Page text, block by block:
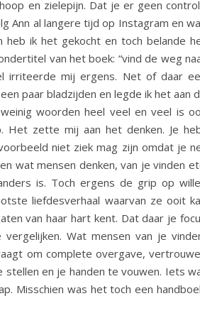
en zielepijn. Dat je er geen
Ann al langere tijd op Instagram en
heb ik het gekocht en toch belande
van het boek: “vind de weg
irriteerde mij ergens. Net of daar
paar bladzijden en legde ik het aan
woorden heel veel en veel is
Het zette mij aan het denken. Je
niet ziek mag zijn omdat je
wat mensen denken, van je vinden
is. Toch ergens de grip op
liefdesverhaal waarvan ze ooit
van haar hart kent. Dat daar je
Wat mensen van je
om complete overgave,
en je handen te vouwen. Iets
Misschien was het toch een